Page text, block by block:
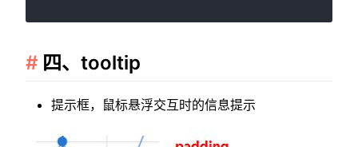
四、tooltip
提示框，鼠标悬浮交互时的信息提示